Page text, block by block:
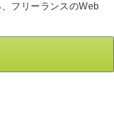
フリーランスのWeb